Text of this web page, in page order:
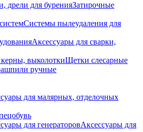
дрели для буренияЗатирочные
Системы пылеудаления для
Аксессуары для сварки,
выколоткиЩетки слесарные
ручные
для малярных, отделочных
для генераторовАксессуары для